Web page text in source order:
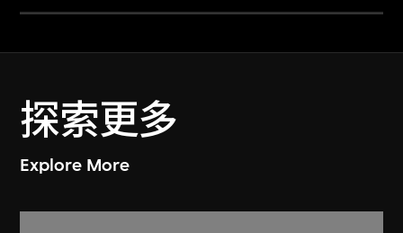
探索更多
Explore More